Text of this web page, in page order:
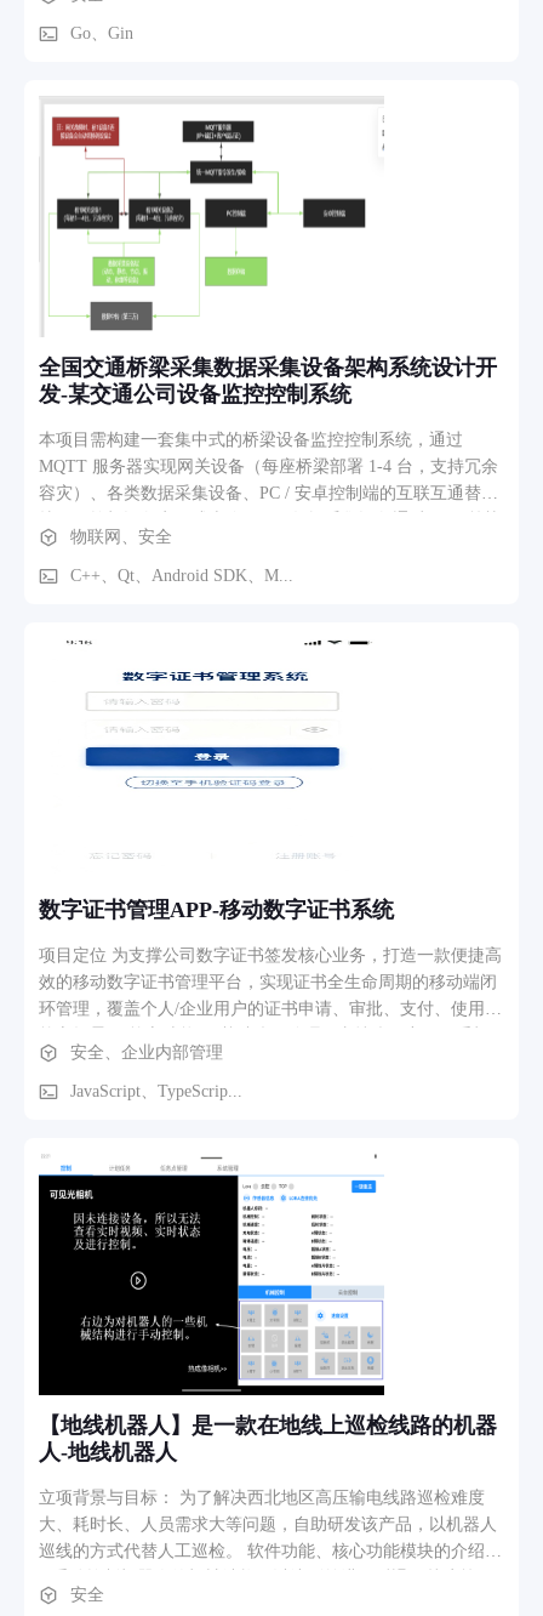
自动识别诈骗风险，输出风险等级、分析理由、风险因子和处
置建议，帮助用户在转账、验证码泄露、冒充客服、投资理
同时提供聊天式反诈助手，可围绕案件细节持续追问，并结合
用户历史记录和案件库给出个性化建议。平台还具备用户历史
归档、风险趋势查看、相似案件召回、当前地区案件统计等功
能，让用户不仅能判断当前风险，也能了解自身长期风险状态
和本地高发骗局。 在主动防护方面，系统支持 WebSocket 实时
预警、Android 后台提醒、悬浮球快捷识别和无障碍自动守
护，将反诈能力前移到用户真实手机使用场景中。对于高风险
事件，系统还能触发家庭联防通知，通过家庭组、成员邀请和
守护关系配置，让家人及时介入提醒。管理员侧则支持典型案
件审核入库、后台案例采集、知识图谱、全国反诈态势地图和
统计分析，形成从个人防护到平台治理的完整闭环。
Go、Gin
全国交通桥梁采集数据采集设备架构系统设计开
发-某交通公司设备监控控制系统
本项目需构建一套集中式的桥梁设备监控控制系统，通过
MQTT 服务器实现网关设备（每座桥梁部署 1-4 台，支持冗余
容灾）、各类数据采集设备、PC / 安卓控制端的互联互通替换
议接入网关设备，将采集的桥梁数据传递到对应设备上的转发
处理软件，网关设备集成 MQTT 模块实现数据上行和指令下
置，当某一台网关故障时，可将其下属采集设备通过MQTT切
换至同桥梁的其他网关设备，保障系统可用性。
物联网、安全
C++、Qt、Android SDK、M...
数字证书管理APP-移动数字证书系统
项目定位 为支撑公司数字证书签发核心业务，打造一款便捷高
效的移动数字证书管理平台，实现证书全生命周期的移动端闭
环管理，覆盖个人/企业用户的证书申请、审批、支付、使用等
验证码双方式登录，及扫码授权快捷登录； ◦ 提供企业多角色
权限配置（如管理员、普通用户等），适配企业级协作需求。
操作； ◦ 证书审批：管理员端接收申请并完成审核，支持在线
查看申请材料、标记审核状态； ◦ 费用支付：审核通过后，支
持移动端在线完成证书费用支付； ◦ 证书使用：支持扫码签署
文件、下载移动Key（移动端存储证书）两种使用方式。 业务
流程 1. 登录与身份选择 用户通过账号密码/手机验证码登录系
统，选择对应企业角色，进入企业专属账号； 2. 证书申请触发
扫描客服提供的“证书申请二维码”，启动申请流程； 3. 申请信
息提交 填写个人/企业信息→完成人脸验证→签署证书申请协
议，提交申请； 4. 审核与支付 管理员审核申请材料→审核通
过后，用户在线支付证书费用； 5. 证书使用 支付完成后，通
过“扫码签署文件”直接使用证书，或下载“移动Key”将证书存储
于手机端备用。
安全、企业内部管理
JavaScript、TypeScrip...
【地线机器人】是一款在地线上巡检线路的机器
人-地线机器人
立项背景与目标： 为了解决西北地区高压输电线路巡检难度
大、耗时长、人员需求大等问题，自助研发该产品，以机器人
巡线的方式代替人工巡检。 软件功能、核心功能模块的介绍：
的，同时添加点位（越障点、充电点、任务点）； 2.手动控制
安全